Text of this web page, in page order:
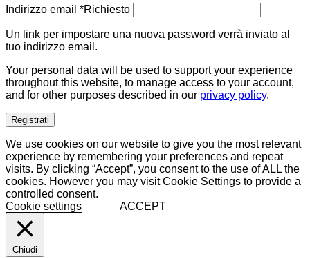
Indirizzo email *Richiesto
Un link per impostare una nuova password verrà inviato al
tuo indirizzo email.
Your personal data will be used to support your experience
throughout this website, to manage access to your account,
and for other purposes described in our privacy policy.
Registrati
We use cookies on our website to give you the most relevant
experience by remembering your preferences and repeat
visits. By clicking “Accept”, you consent to the use of ALL the
cookies. However you may visit Cookie Settings to provide a
controlled consent.
Cookie settings
ACCEPT
Chiudi